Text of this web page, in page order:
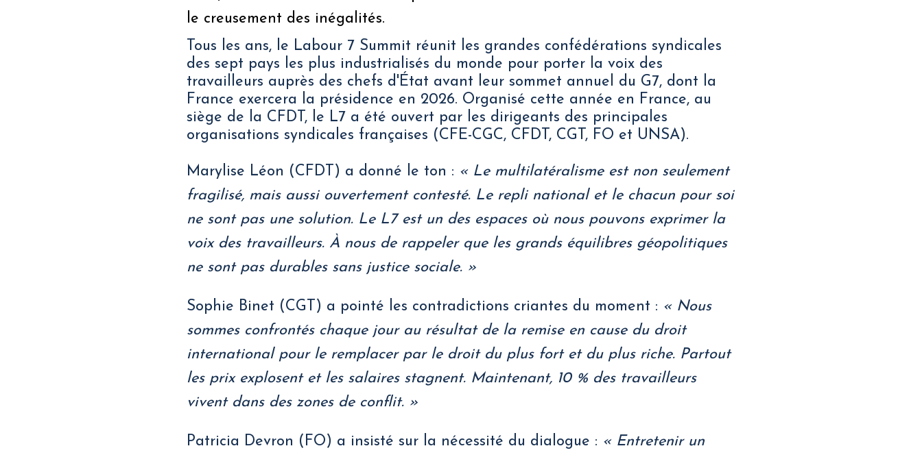
le creusement des inégalités.
Tous les ans, le Labour 7 Summit réunit les grandes confédérations syndicales
des sept pays les plus industrialisés du monde pour porter la voix des
travailleurs auprès des chefs d'État avant leur sommet annuel du G7, dont la
France exercera la présidence en 2026. Organisé cette année en France, au
siège de la CFDT, le L7 a été ouvert par les dirigeants des principales
organisations syndicales françaises (CFE-CGC, CFDT, CGT, FO et UNSA).
Marylise Léon (CFDT) a donné le ton : « Le multilatéralisme est non seulement
fragilisé, mais aussi ouvertement contesté. Le repli national et le chacun pour soi
ne sont pas une solution. Le L7 est un des espaces où nous pouvons exprimer la
voix des travailleurs. À nous de rappeler que les grands équilibres géopolitiques
ne sont pas durables sans justice sociale. »
Sophie Binet (CGT) a pointé les contradictions criantes du moment : « Nous
sommes confrontés chaque jour au résultat de la remise en cause du droit
international pour le remplacer par le droit du plus fort et du plus riche. Partout
les prix explosent et les salaires stagnent. Maintenant, 10 % des travailleurs
vivent dans des zones de conflit. »
Patricia Devron (FO) a insisté sur la nécessité du dialogue : « Entretenir un